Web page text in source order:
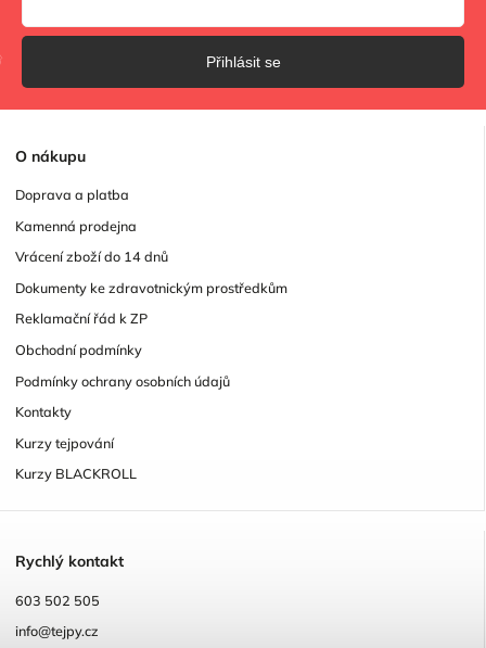
O nákupu
Doprava a platba
Kamenná prodejna
Vrácení zboží do 14 dnů
Dokumenty ke zdravotnickým prostředkům
Reklamační řád k ZP
Obchodní podmínky
Podmínky ochrany osobních údajů
Kontakty
Kurzy tejpování
Kurzy BLACKROLL
Rychlý kontakt
603 502 505
info@tejpy.cz
Přihlásit se